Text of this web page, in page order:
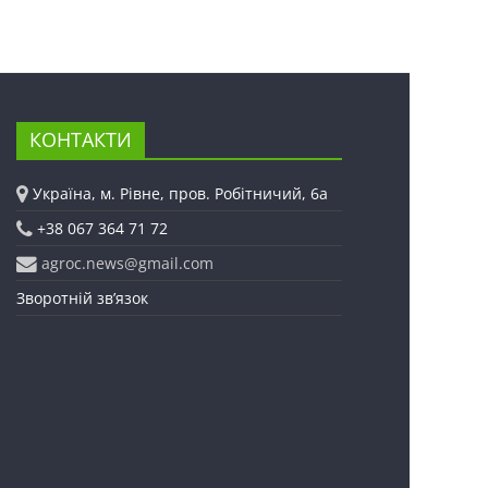
КОНТАКТИ
Україна, м. Рівне, пров. Робітничий, 6а
+38 067 364 71 72
agroc.news@gmail.com
Зворотній зв’язок